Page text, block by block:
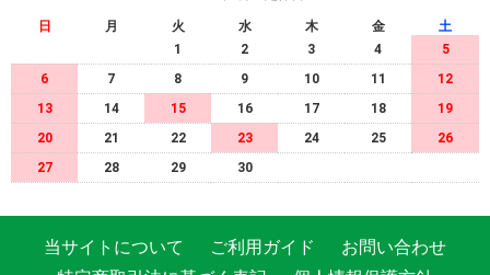
日 月 火 水 木 金
土
1
2 3 4
5
6
7 8 9 10 11
12
13
14 15 16 17 18
19
20
21 22 23 24 25
26
27
28 29 30
当サイトについて ご利用ガイド
お問い合わせ